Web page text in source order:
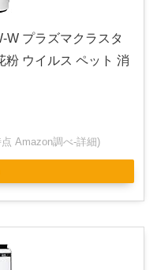
W プラズマクラスタ
粉 ウイルス ペット 消
Amazon調べ-詳細)